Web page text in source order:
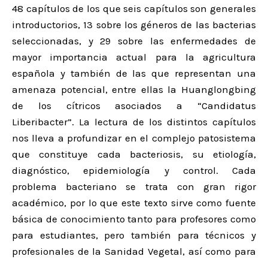
48 capítulos de los que seis capítulos son generales
introductorios, 13 sobre los géneros de las bacterias
seleccionadas, y 29 sobre las enfermedades de
mayor importancia actual para la agricultura
española y también de las que representan una
amenaza potencial, entre ellas la Huanglongbing
de los cítricos asociados a “Candidatus
Liberibacter”. La lectura de los distintos capítulos
nos lleva a profundizar en el complejo patosistema
que constituye cada bacteriosis, su etiología,
diagnóstico, epidemiología y control. Cada
problema bacteriano se trata con gran rigor
académico, por lo que este texto sirve como fuente
básica de conocimiento tanto para profesores como
para estudiantes, pero también para técnicos y
profesionales de la Sanidad Vegetal, así como para